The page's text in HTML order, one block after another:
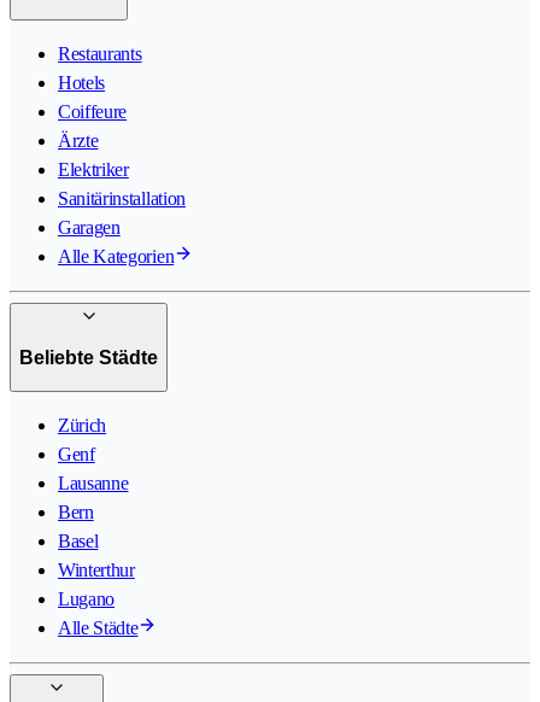
Restaurants
Hotels
Coiffeure
Ärzte
Elektriker
Sanitärinstallation
Garagen
Alle Kategorien
Beliebte Städte
Zürich
Genf
Lausanne
Bern
Basel
Winterthur
Lugano
Alle Städte